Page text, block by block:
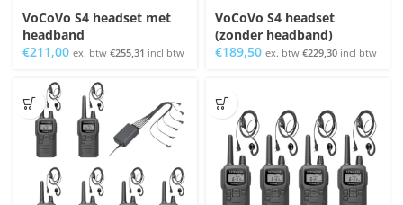
VoCoVo S4 headset met
headband
€211,00 ex. btw €255,31 incl btw
VoCoVo S4 headset
(zonder headband)
€189,50 ex. btw €229,30 incl btw